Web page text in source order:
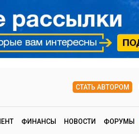
СТАТЬ АВТОРОМ
ФИНАНСЫ НОВОСТИ ФОРУМЫ